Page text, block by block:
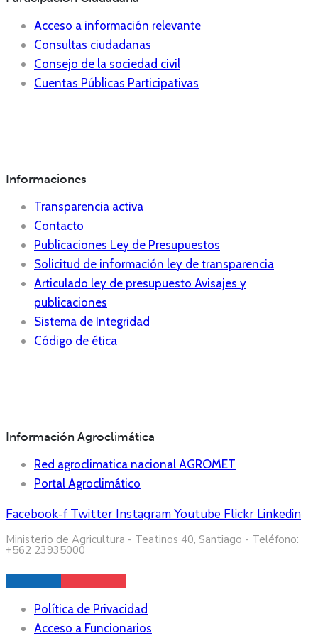
Acceso a información relevante
Consultas ciudadanas
Consejo de la sociedad civil
Cuentas Públicas Participativas
Informaciones
Transparencia activa
Contacto
Publicaciones Ley de Presupuestos
Solicitud de información ley de transparencia
Articulado ley de presupuesto Avisajes y
publicaciones
Sistema de Integridad
Código de ética
Información Agroclimática
Red agroclimatica nacional AGROMET
Portal Agroclimático
Facebook-f Twitter InstagramYoutube Flickr Linkedin
Ministerio de Agricultura - Teatinos 40, Santiago - Teléfono:
+562 23935000
Política de Privacidad
Acceso a Funcionarios